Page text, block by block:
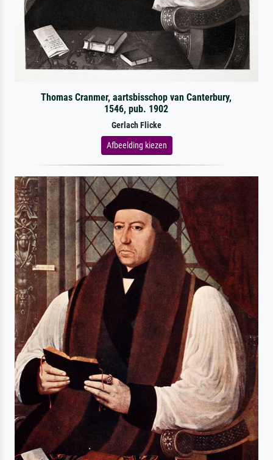
Thomas Cranmer, aartsbisschop van Canterbury,
1546, pub. 1902
Gerlach Flicke
Afbeelding kiezen